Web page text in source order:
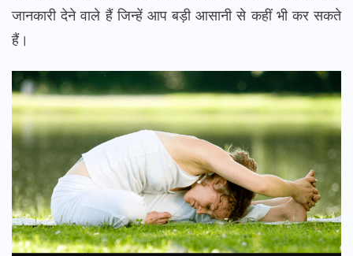
जानकारी देने वाले हैं जिन्हें आप बड़ी आसानी से कहीं भी कर सकते
हैं।